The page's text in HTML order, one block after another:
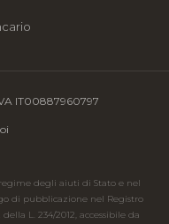
IT00887960797
degli aiuti di Stato e nel
di pubblicazione nel Registro
L. 234/2012, accessibile da